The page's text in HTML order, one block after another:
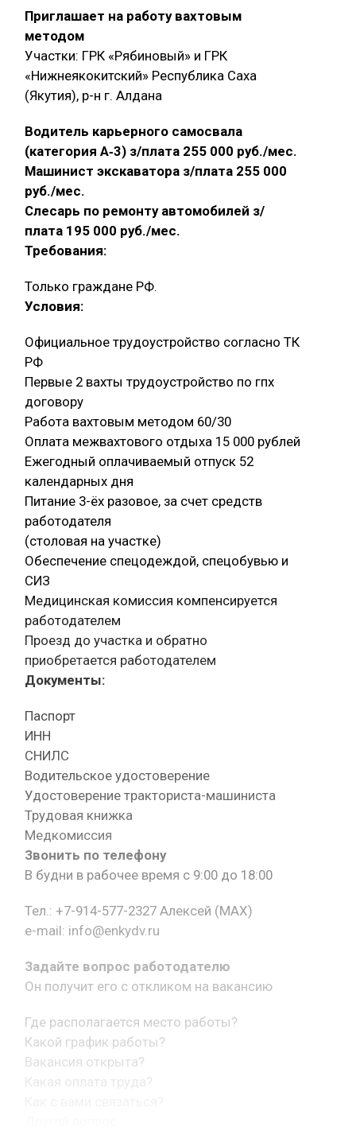
Приглашает на работу вахтовым
методом
Участки: ГРК «Рябиновый» и ГРК
«Нижнеякокитский» Республика Саха
(Якутия), р-н г. Алдана
Водитель карьерного самосвала
(категория А‑3) з/плата 255 000 руб./мес.
Машинист экскаватора з/плата 255 000
руб./мес.
Слесарь по ремонту автомобилей з/
плата 195 000 руб./мес.
Требования:
Только граждане РФ.
Условия:
Официальное трудоустройство согласно ТК
РФ
Первые 2 вахты трудоустройство по гпх
договору
Работа вахтовым методом 60/30
Оплата межвахтового отдыха 15 000 рублей
Ежегодный оплачиваемый отпуск 52
календарных дня
Питание 3-ёх разовое, за счет средств
работодателя
(столовая на участке)
Обеспечение спецодеждой, спецобувью и
СИЗ
Медицинская комиссия компенсируется
работодателем
Проезд до участка и обратно
приобретается работодателем
Документы:
Паспорт
ИНН
СНИЛС
Водительское удостоверение
Удостоверение тракториста-машиниста
Трудовая книжка
Медкомиссия
Звонить по телефону
В будни в рабочее время с 9:00 до 18:00
Тел.: +7-914-577-2327 Алексей (MAX)
e-mail: info@enkydv.ru
Задайте вопрос работодателю
Он получит его с откликом на вакансию
Где располагается место работы?
Какой график работы?
Вакансия открыта?
Какая оплата труда?